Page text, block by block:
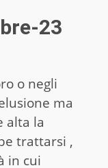
23
o negli
ma
alta la
trattarsi ,
in cui